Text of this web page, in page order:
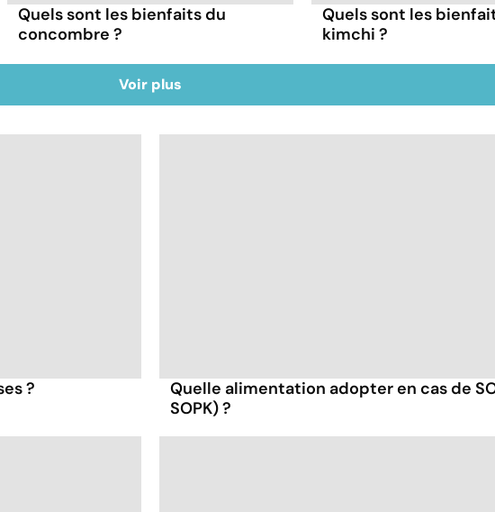
Quels sont les bienfaits du
concombre ?
Quels sont les
kimchi ?
Voir plus
?
Quelle alimentation adopter en cas de
SOPK) ?